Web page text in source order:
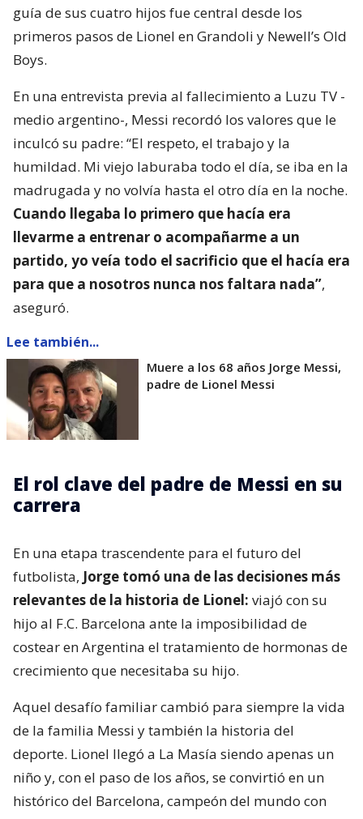
guía de sus cuatro hijos fue central desde los
primeros pasos de Lionel en Grandoli y Newell’s Old
Boys.
En una entrevista previa al fallecimiento a Luzu TV -
medio argentino-, Messi recordó los valores que le
inculcó su padre: “El respeto, el trabajo y la
humildad. Mi viejo laburaba todo el día, se iba en la
madrugada y no volvía hasta el otro día en la noche.
Cuando llegaba lo primero que hacía era
llevarme a entrenar o acompañarme a un
partido, yo veía todo el sacrificio que el hacía era
para que a nosotros nunca nos faltara nada”,
aseguró.
Lee también...
Muere a los 68 años Jorge Messi,
padre de Lionel Messi
El rol clave del padre de Messi en su
carrera
En una etapa trascendente para el futuro del
futbolista, Jorge tomó una de las decisiones más
relevantes de la historia de Lionel: viajó con su
hijo al F.C. Barcelona ante la imposibilidad de
costear en Argentina el tratamiento de hormonas de
crecimiento que necesitaba su hijo.
Aquel desafío familiar cambió para siempre la vida
de la familia Messi y también la historia del
deporte. Lionel llegó a La Masía siendo apenas un
niño y, con el paso de los años, se convirtió en un
histórico del Barcelona, campeón del mundo con